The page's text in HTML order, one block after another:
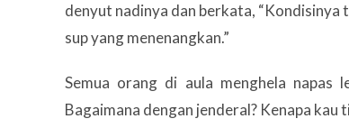
denyut nadinya dan berkata, “Kondisinya
sup yang menenangkan.”
Semua orang di aula menghela napas
Bagaimana dengan jenderal? Kenapa kau